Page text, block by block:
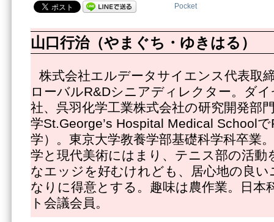
Pocket
山口行治（やまぐち・ゆきはる）
株式会社エルデータサイエンス代表取
ローバルR&Dシニアディレクター。ダ
社、呉羽化学工業株式会社の研究開発部
学St.George’s Hospital Medical School
学）。東京大学教養学部基礎科学科卒業
学と現代美術にはまり、テニス部の活動
なエッジを好むけれども、居心地の良
なりに得意とする。趣味は農作業。日本
ト会議会員。